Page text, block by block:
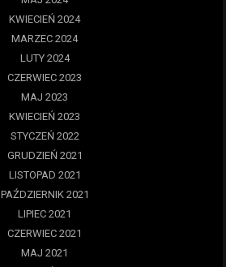
KWIECIEŃ 2024
MARZEC 2024
LUTY 2024
CZERWIEC 2023
MAJ 2023
KWIECIEŃ 2023
STYCZEŃ 2022
GRUDZIEŃ 2021
LISTOPAD 2021
PAŹDZIERNIK 2021
LIPIEC 2021
CZERWIEC 2021
MAJ 2021